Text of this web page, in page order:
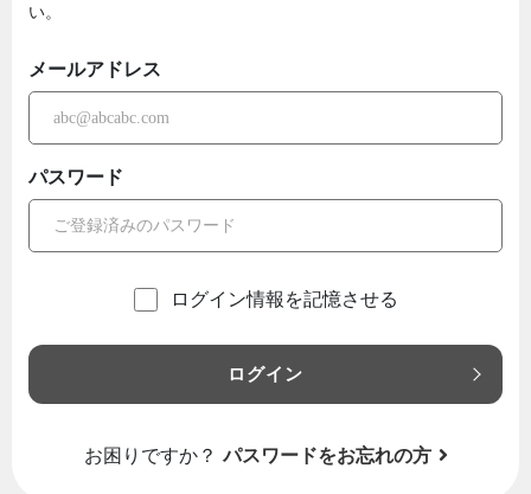
い。
メールアドレス
パスワード
ログイン情報を記憶させる
ログイン
お困りですか？ パスワードをお忘れの方